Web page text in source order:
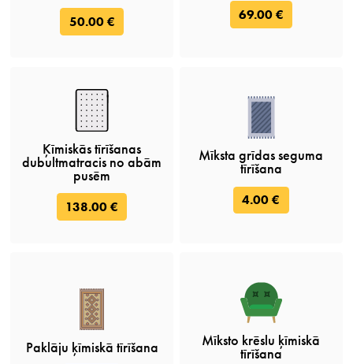
50.00 € 69.00 €
Ķīmiskās tīrīšanas
dubultmatracis no abām
pusēm
138.00 €
Mīksta grīdas seguma
tīrīšana
4.00 €
Paklāju ķīmiskā tīrīšana Mīksto krēslu ķīmiskā
tīrīšana